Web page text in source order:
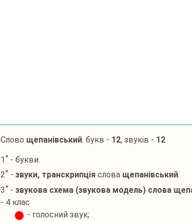
Слово щепанівський: букв - 12, звуків - 12
1 *- букви.
2*- звуки, транскрипціяслова щепанівський.
3*- звукова схема (звукова модель) слова
- 4 клас
- голосний звук;